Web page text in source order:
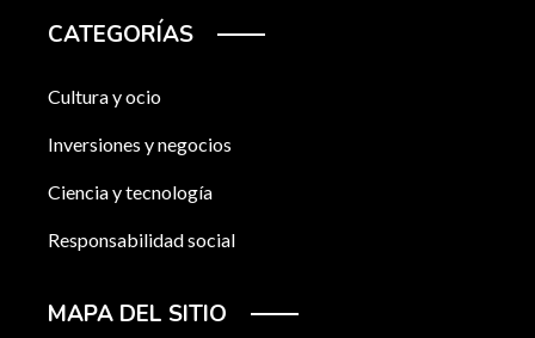
CATEGORÍAS
Cultura y ocio
Inversiones y negocios
Ciencia y tecnología
Responsabilidad social
MAPA DEL SITIO